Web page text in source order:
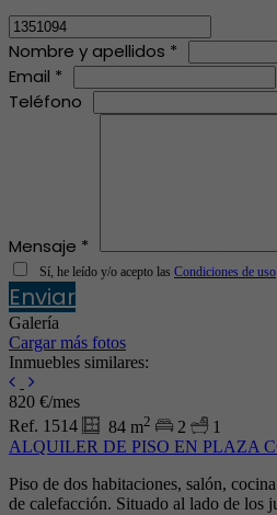
Nombre y apellidos *
Email *
Teléfono
Mensaje *
Sí, he leído y/o acepto las Condiciones de uso
Enviar
Galería
Cargar más fotos
Inmuebles similares:
820 €/mes
Ref. 1514
84 m2 2
1
ALQUILER DE PISO EN PLAZA
Piso de dos habitaciones, salón,
de calefacción. Situado al lado de los